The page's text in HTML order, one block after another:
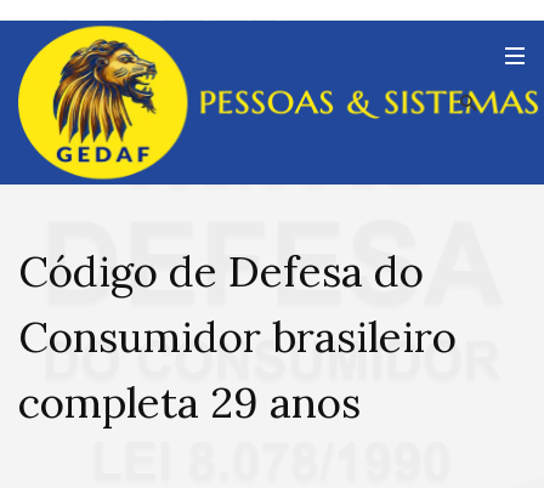
Código de Defesa do
Consumidor brasileiro
completa 29 anos